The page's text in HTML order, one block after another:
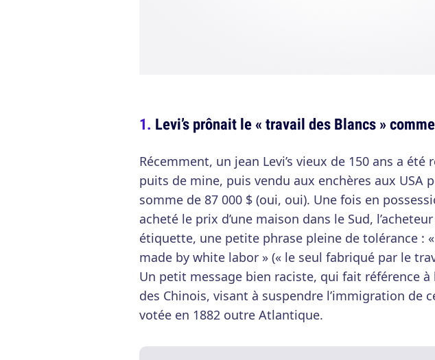
Levi’s prônait le « travail des Blancs »
Récemment, un jean Levi’s vieux de 150 ans a été
puits de mine, puis vendu aux enchères aux USA
somme de 87 000 $ (oui, oui). Une fois en
acheté le prix d’une maison dans le Sud,
étiquette, une petite phrase pleine de tolérance :
made by white labor » (« le seul fabriqué par le
Un petit message bien raciste, qui fait référence à
des Chinois, visant à suspendre l’immigration de
votée en 1882 outre Atlantique.